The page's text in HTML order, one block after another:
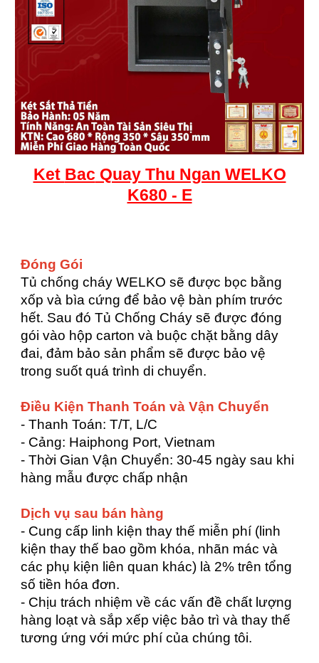
Ket Bac Quay Thu Ngan WELKO
K680 - E
Đóng Gói
Tủ chống cháy WELKO sẽ được bọc bằng
xốp và bìa cứng để bảo vệ bàn phím trước
hết. Sau đó Tủ Chống Cháy sẽ được đóng
gói vào hộp carton và buộc chặt bằng dây
đai, đảm bảo sản phẩm sẽ được bảo vệ
trong suốt quá trình di chuyển.
Điều Kiện Thanh Toán và Vận Chuyển
- Thanh Toán: T/T, L/C
- Cảng: Haiphong Port, Vietnam
- Thời Gian Vận Chuyển: 30-45 ngày sau khi
hàng mẫu được chấp nhận
Dịch vụ sau bán hàng
- Cung cấp linh kiện thay thế miễn phí (linh
kiện thay thế bao gồm khóa, nhãn mác và
các phụ kiện liên quan khác) là 2% trên tổng
số tiền hóa đơn.
- Chịu trách nhiệm về các vấn đề chất lượng
hàng loạt và sắp xếp việc bảo trì và thay thế
tương ứng với mức phí của chúng tôi.